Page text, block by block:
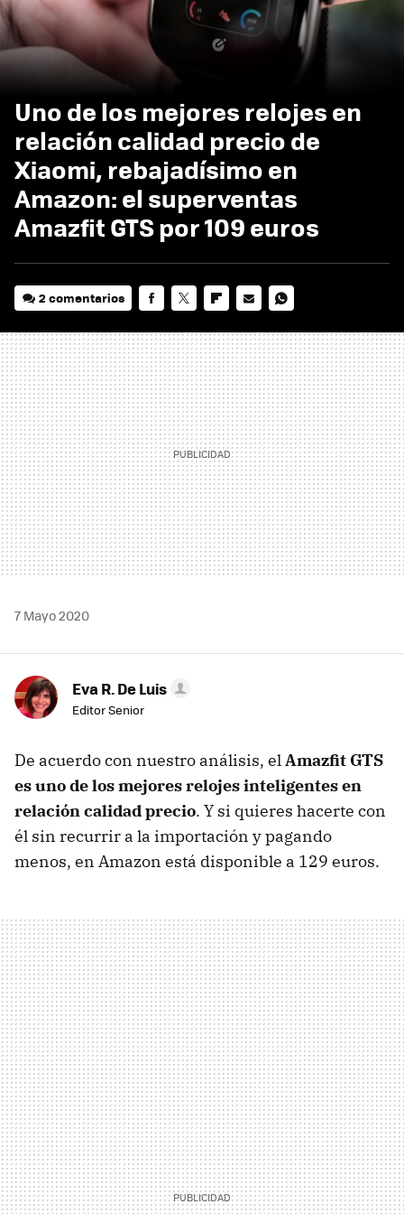
Uno de los mejores relojes en
relación calidad precio de
Xiaomi, rebajadísimo en
Amazon: el superventas
Amazfit GTS por 109 euros
2 comentarios
MAIL
7 Mayo 2020
Eva R. De Luis
Editor Senior
De acuerdo con nuestro análisis, elAmazfit GTS
es uno de los mejores relojes inteligentes en
relación calidad precio. Y si quieres hacerte con
él sin recurrir a la importación y pagando
menos, en Amazon está disponible a 129 euros.